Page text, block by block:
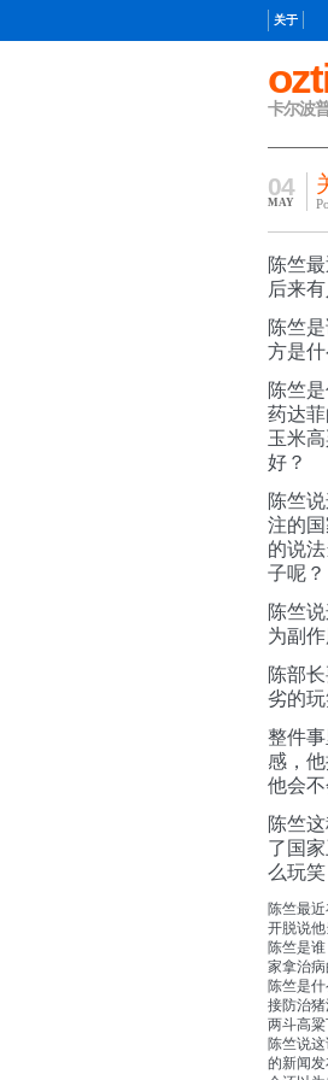
卡尔波
关于
04
MAY
陈竺
后来
陈竺
方是
陈竺
药达
玉米
好？
陈竺
注的
的说
子呢？
陈竺
为副作
陈部
劣的
整件
感，
他会
陈竺
了国
么玩笑
陈竺最
开脱说他
陈竺是
家拿治病
陈竺是
接防治
两斗高粱
陈竺说
的新闻